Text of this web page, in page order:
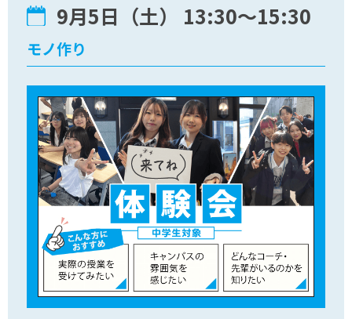
9月5日（土） 13:30〜15:30
モノ作り